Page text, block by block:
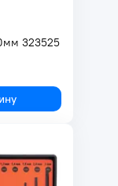
323525